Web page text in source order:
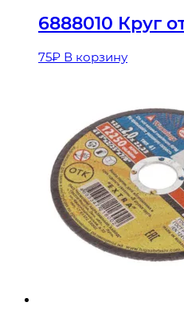
6888010 Круг
75₽ В корзину